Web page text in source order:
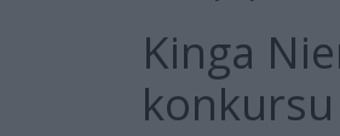
Kinga
konkursu